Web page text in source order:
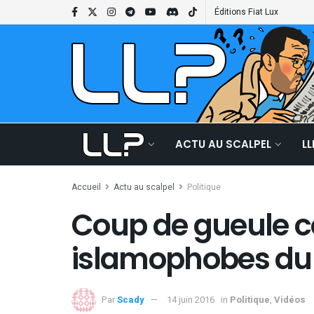
Éditions Fiat Lux
ACTU AU SCALPEL
Accueil Actu au scalpel Politique
Coup de gueule
islamophobes
ParScady 14 juin 2016 in Politique, Vidéos